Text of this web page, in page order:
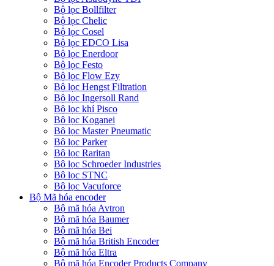
Bộ lọc Bollfilter
Bộ lọc Chelic
Bộ lọc Cosel
Bộ lọc EDCO Lisa
Bộ lọc Enerdoor
Bộ lọc Festo
Bộ lọc Flow Ezy
Bộ lọc Hengst Filtration
Bộ lọc Ingersoll Rand
Bộ lọc khí Pisco
Bộ lọc Koganei
Bộ lọc Master Pneumatic
Bộ lọc Parker
Bộ lọc Raritan
Bộ lọc Schroeder Industries
Bộ lọc STNC
Bộ lọc Vacuforce
Bộ Mã hóa encoder
Bộ mã hóa Avtron
Bộ mã hóa Baumer
Bộ mã hóa Bei
Bộ mã hóa British Encoder
Bộ mã hóa Eltra
Bộ mã hóa Encoder Products Company